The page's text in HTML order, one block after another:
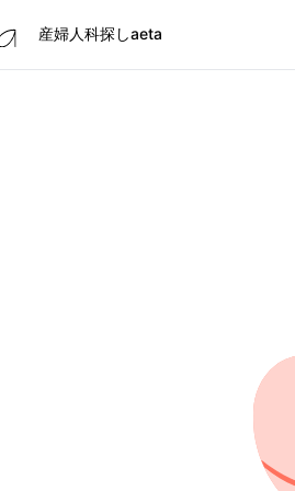
産婦人科探しaeta